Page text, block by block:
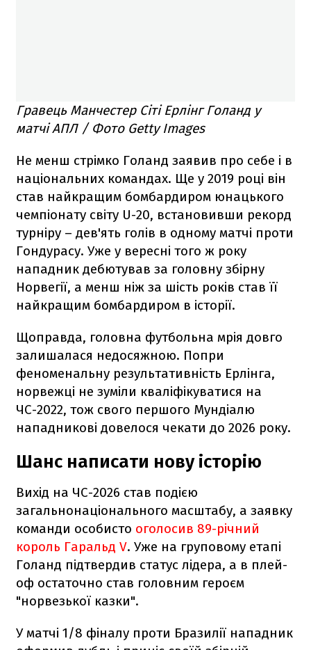
Гравець Манчестер Сіті Ерлінг Голанд у
матчі АПЛ / Фото Getty Images
Не менш стрімко Голанд заявив про себе і в
національних командах. Ще у 2019 році він
став найкращим бомбардиром юнацького
чемпіонату світу U-20, встановивши рекорд
турніру – дев'ять голів в одному матчі проти
Гондурасу. Уже у вересні того ж року
нападник дебютував за головну збірну
Норвегії, а менш ніж за шість років став її
найкращим бомбардиром в історії.
Щоправда, головна футбольна мрія довго
залишалася недосяжною. Попри
феноменальну результативність Ерлінга,
норвежці не зуміли кваліфікуватися на
ЧС-2022, тож свого першого Мундіалю
нападникові довелося чекати до 2026 року.
Шанс написати нову історію
Вихід на ЧС-2026 став подією
загальнонаціонального масштабу, а заявку
команди особисто оголосив 89-річний
король Гаральд V. Уже на груповому етапі
Голанд підтвердив статус лідера, а в плей-
оф остаточно став головним героєм
"норвезької казки".
У матчі 1/8 фіналу проти Бразилії нападник